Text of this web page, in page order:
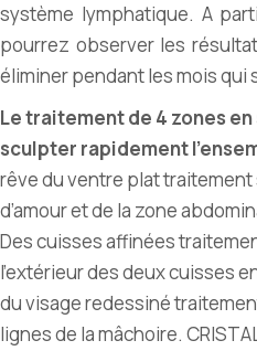
système lymphatique. A
pourrez observer les
éliminer pendant les mois qui
Le traitement de 4 zones
sculpter rapidement
rêve du ventre plat
d’amour et de la zone
Des cuisses affinées
l’extérieur des deux cuisses
du visage redessiné
lignes de la mâchoire.